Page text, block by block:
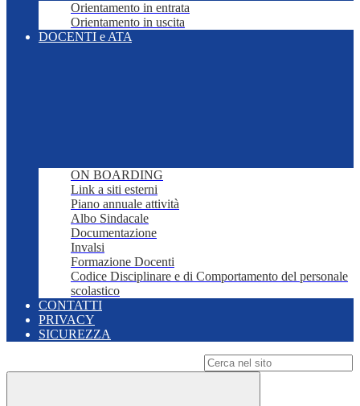
Orientamento in entrata
Orientamento in uscita
DOCENTI e ATA
ON BOARDING
Link a siti esterni
Piano annuale attività
Albo Sindacale
Documentazione
Invalsi
Formazione Docenti
Codice Disciplinare e di Comportamento del personale
scolastico
CONTATTI
PRIVACY
SICUREZZA